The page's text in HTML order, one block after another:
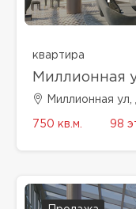
квартира
Миллионная
Миллионная ул, д
750 кв.м. 98